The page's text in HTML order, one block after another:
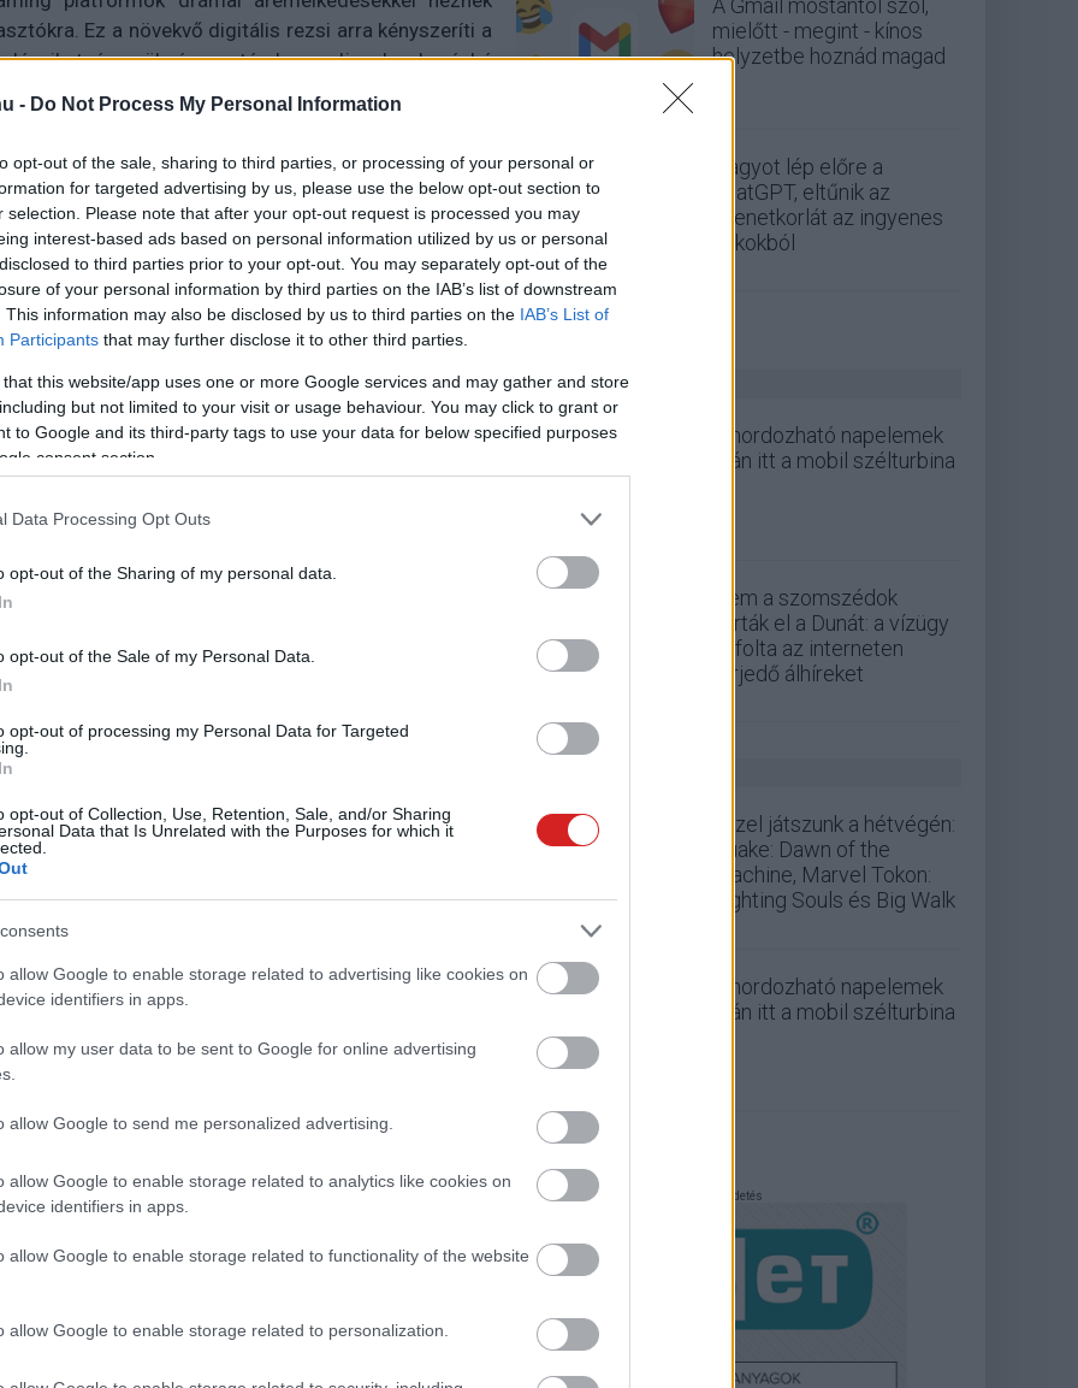
- Do Not Process My Personal Information
opt-out of the sale, sharing to third parties, or processing of your personal or
for targeted advertising by us, please use the below opt-out section to
selection. Please note that after your opt-out request is processed you may
interest-based ads based on personal information utilized by us or personal
to third parties prior to your opt-out. You may separately opt-out of the
of your personal information by third parties on the IAB’s list of downstream
This information may also be disclosed by us to third parties on the IAB’s List of
Participants that may further disclose it to other third parties.
that this website/app uses one or more Google services and may gather and store
but not limited to your visit or usage behaviour. You may click to grant or
to Google and its third-party tags to use your data for below specified purposes
consent section.
Data Processing Opt Outs
opt-out of the Sharing of my personal data.
opt-out of the Sale of my Personal Data.
opt-out of processing my Personal Data for Targeted
opt-out of Collection, Use, Retention, Sale, and/or Sharing
Data that Is Unrelated with the Purposes for which it
allow Google to enable storage related to advertising like cookies on
identifiers in apps.
allow my user data to be sent to Google for online advertising
allow Google to send me personalized advertising.
allow Google to enable storage related to analytics like cookies on
identifiers in apps.
allow Google to enable storage related to functionality of the website
allow Google to enable storage related to personalization.
Ez a növekvő digitális rezsi arra kényszeríti a
és szükség esetén lemondjanak a kevésbé
új balatoni kardioösvény (X)
#hbo max #max #disney+
az ASUS
az AI, hanem a nagyobb teljesítmény és
a P sorozattal bővült, amiben a P5-ös modellek a
a legjobb eszközöket keresők, a P1-es sorozat
vásárlók kedvence lehet. Az ASUS persze kicsit
P5405 például a cégtulajdonosok és felsővezetők
Intel Core Ultra Series 2 processzorral és 16
pedig teljes egészében fémből készült (és a
bírja a strapát. Ez utóbbi megállapítás normál és
fogyasztásának is köszönhetően munkára
A Gmail mostantól szól,
mielőtt - megint - kínos
helyzetbe hoznád magad
Nagyot lép előre a
ChatGPT, eltűnik az
üzenetkorlát az ingyenes
fiókokból
ZÖLD PÁLYA
A hordozható napelemek
után itt a mobil szélturbina
Nem a szomszédok
zárták el a Dunát: a vízügy
cáfolta az interneten
terjedő álhíreket
Ezzel játszunk a hétvégén:
Quake: Dawn of the
Machine, Marvel Tokon:
Fighting Souls és Big Walk
A hordozható napelemek
után itt a mobil szélturbina
Hirdetés